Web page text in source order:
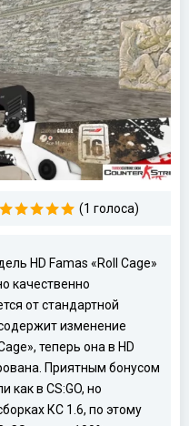
(1 голоса)
HD Famas «Roll Cage»
качественно
от стандартной
изменение
теперь она в HD
Приятным бонусом
как в CS:GO, но
КС 1.6, по этому